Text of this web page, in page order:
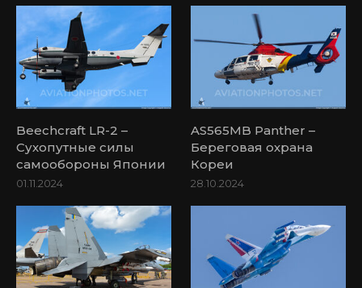
Beechcraft LR-2 –
Сухопутные силы
самообороны Японии
01.11.2024
AS565MB Panther –
Береговая охрана
Кореи
28.10.2024